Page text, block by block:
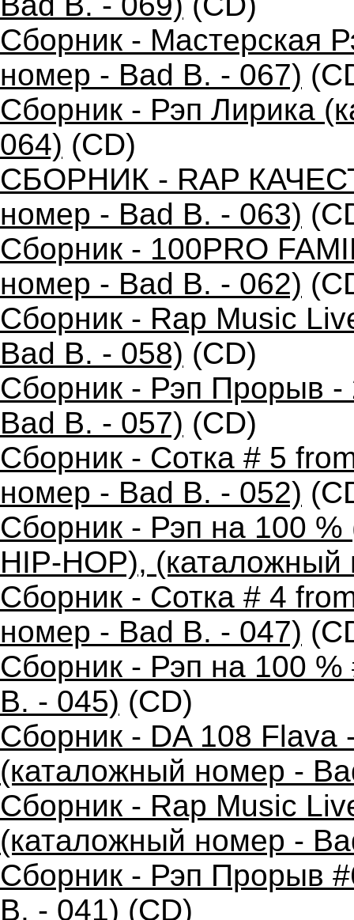
Сборник - Мастерская
номер - Bad B. - 067)
Сборник - Рэп Лирика
064) (CD)
СБОРНИК - RAP
номер - Bad B. - 063)
Сборник - 100PRO
номер - Bad B. - 062)
Сборник - Rap Music
Bad B. - 058) (CD)
Сборник - Рэп Прорыв
Bad B. - 057) (CD)
Сборник - Сотка # 5
номер - Bad B. - 052)
Сборник - Рэп на 100
HIP-HOP),
Сборник - Сотка # 4
номер - Bad B. - 047)
Сборник - Рэп на 100
B. - 045) (CD)
Сборник - DA 108
(каталожный номер -
Сборник - Rap Music
(каталожный номер -
Сборник - Рэп Прорыв
B. - 041) (CD)